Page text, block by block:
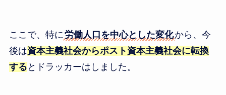
ここで、特に労働人口を中心とした変化から、今
後は資本主義社会からポスト資本主義社会に転換
する とドラッカーはしました。